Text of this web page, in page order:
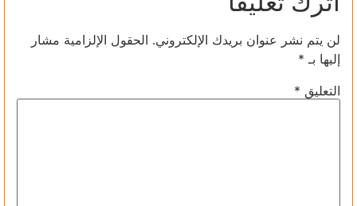
لن يتم نشر عنوان بريدك الإلكتروني. الحقول الإلزامية مشار
إليها بـ *
التعليق *